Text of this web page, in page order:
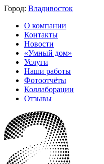
Город: Владивосток
О компании
Контакты
Новости
«Умный дом»
Услуги
Наши работы
Фотоотчёты
Коллаборации
Отзывы